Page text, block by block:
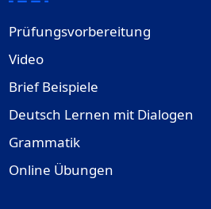
Prüfungsvorbereitung
Video
Brief Beispiele
Deutsch Lernen mit Dialogen
Grammatik
Online Übungen